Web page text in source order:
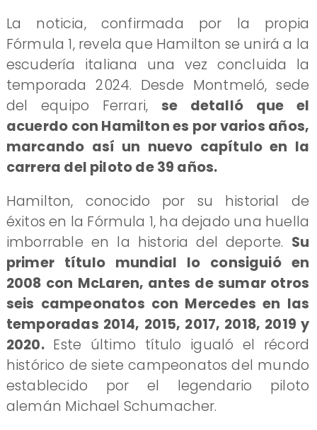
La noticia, confirmada por la propia
Fórmula 1, revela que Hamilton se unirá a la
escudería italiana una vez concluida la
temporada 2024. Desde Montmeló, sede
del equipo Ferrari, se detalló que el
acuerdo con Hamilton es por varios años,
marcando así un nuevo capítulo en la
carrera del piloto de 39 años.
Hamilton, conocido por su historial de
éxitos en la Fórmula 1, ha dejado una huella
imborrable en la historia del deporte. Su
primer título mundial lo consiguió en
2008 con McLaren, antes de sumar otros
seis campeonatos con Mercedes en las
temporadas 2014, 2015, 2017, 2018, 2019 y
2020.Este último título igualó el récord
histórico de siete campeonatos del mundo
establecido por el legendario piloto
alemán Michael Schumacher.